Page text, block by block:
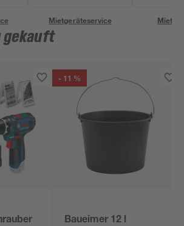
Mietgeräteservice
gekauft
- 11 %
Baueimer 12 l